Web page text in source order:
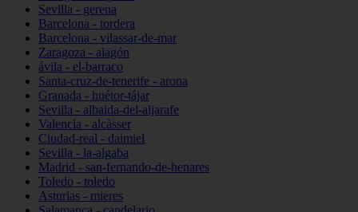
Sevilla - gerena
Barcelona - tordera
Barcelona - vilassar-de-mar
Zaragoza - alagón
ávila - el-barraco
Santa-cruz-de-tenerife - arona
Granada - huétor-tájar
Sevilla - albaida-del-aljarafe
Valencia - alcàsser
Ciudad-real - daimiel
Sevilla - la-algaba
Madrid - san-fernando-de-henares
Toledo - toledo
Asturias - mieres